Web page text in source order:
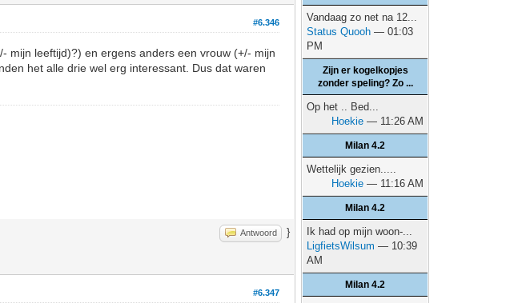
#6.346
mijn leeftijd)?) en ergens anders een vrouw (+/- mijn
het alle drie wel erg interessant. Dus dat waren
Antwoord }
#6.347
Vandaag zo net na 12...
Status Quooh — 01:03
PM
Zijn er kogelkopjes
zonder speling? Zo ...
Op het .. Bed...
Hoekie — 11:26 AM
Milan 4.2
Wettelijk gezien.....
Hoekie — 11:16 AM
Milan 4.2
Ik had op mijn woon-...
LigfietsWilsum — 10:39
AM
Milan 4.2